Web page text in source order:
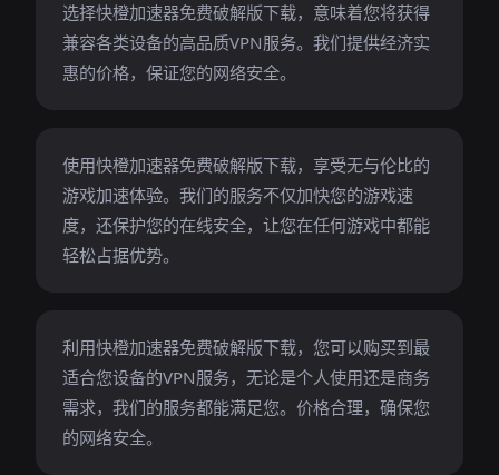
选择快橙加速器免费破解版下载，意味着您将获得
兼容各类设备的高品质VPN服务。我们提供经济实
惠的价格，保证您的网络安全。
使用快橙加速器免费破解版下载，享受无与伦比的
游戏加速体验。我们的服务不仅加快您的游戏速
度，还保护您的在线安全，让您在任何游戏中都能
轻松占据优势。
利用快橙加速器免费破解版下载，您可以购买到最
适合您设备的VPN服务，无论是个人使用还是商务
需求，我们的服务都能满足您。价格合理，确保您
的网络安全。